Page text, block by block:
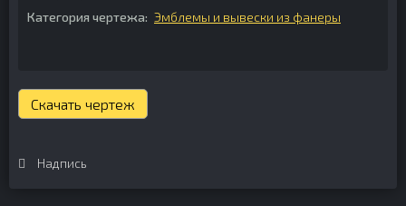
Категория чертежа: Эмблемы и вывески из фанеры
Скачать чертеж
Надпись